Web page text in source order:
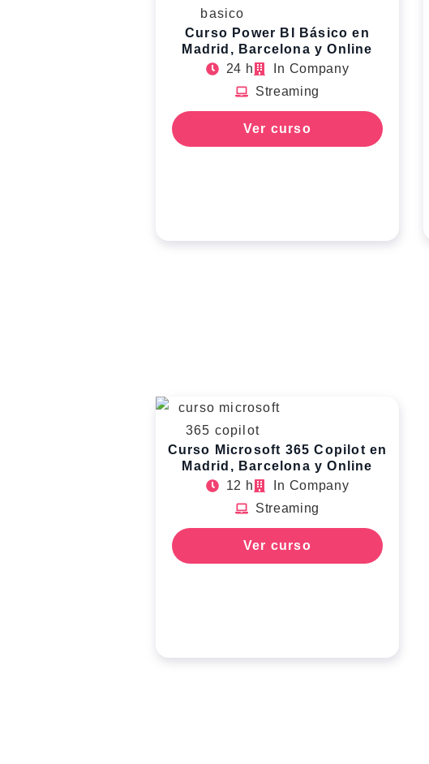
Curso Power BI Básico en
Madrid, Barcelona y Online
24 h
In Company
Streaming
Ver curso
Curso Microsoft 365 Copilot en
Madrid, Barcelona y Online
12 h
In Company
Streaming
Ver curso